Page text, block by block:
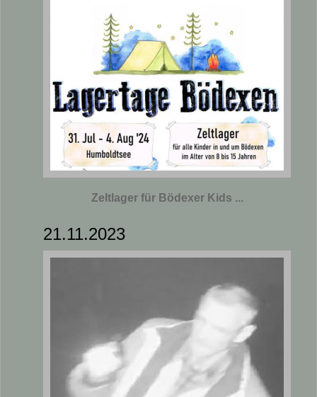
Zeltlager für Bödexer Kids ...
21.11.2023